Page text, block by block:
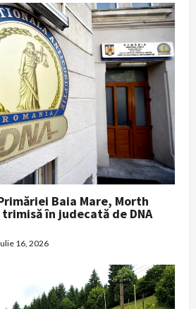
Baia Mare, Morth
în judecată de DNA
16, 2026